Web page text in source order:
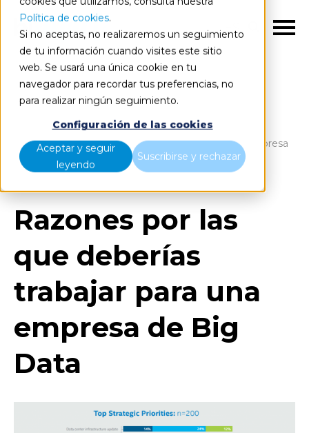
Política de cookies.
Si no aceptas, no realizaremos un seguimiento
de tu información cuando visites este sitio
web. Se usará una única cookie en tu
navegador para recordar tus preferencias, no
para realizar ningún seguimiento.
Configuración de las cookies
Aceptar y seguir
leyendo
Suscribirse y rechazar
ES
Razones por las que deberías trabajar para una empresa
de Big Data
Razones por las
que deberías
trabajar para una
empresa de Big
Data